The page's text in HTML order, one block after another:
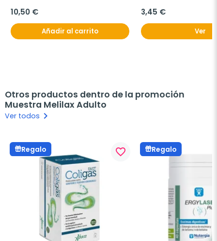
10,50 €
Añadir al carrito
3,45 €
Ver
Otros productos dentro de la promoción
Muestra Melilax Adulto
Ver todos keyboard_arrow_right
Regalo favorite_border Regalo